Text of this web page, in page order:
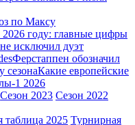
по Максу
году: главные цифры
исключил дуэт
Ферстаппен обозначил
сезонаКакие европейские
1 2026
Сезон 2023 Сезон 2022
таблица 2025 Турнирная